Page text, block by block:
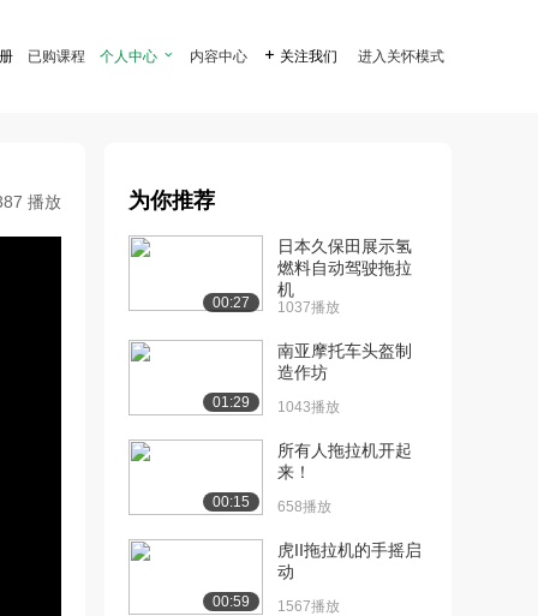
已购课程 个人中心  内容中心  关注我们 进入关怀模式
播放 为你推荐
00:27
日本久保田展示氢
燃料自动驾驶拖拉
机
1037播放
01:29
南亚摩托车头盔制
造作坊
1043播放
00:15
所有人拖拉机开起
来！
658播放
00:59
虎II拖拉机的手摇启
动
1567播放